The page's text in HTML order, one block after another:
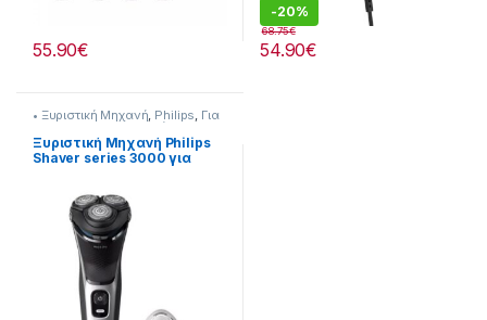
55.90€
-20%
54.90€
68.75€
• Ξυριστική Μηχανή, Philips, Για
Προσωπική
Φροντίδα
Ξυριστική Μηχανή Philips
Shaver series 3000 για